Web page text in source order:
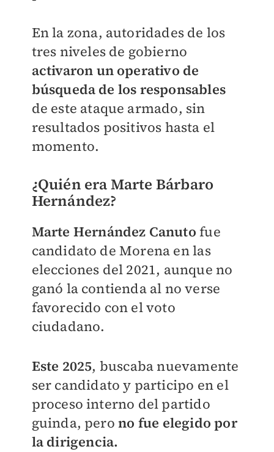
En la zona, autoridades de los
tres niveles de gobierno
activaron un operativo de
búsqueda de los responsables
de este ataque armado, sin
resultados positivos hasta el
momento.
¿Quién era Marte Bárbaro
Hernández?
Marte Hernández Canuto fue
candidato de Morena en las
elecciones del 2021, aunque no
ganó la contienda al no verse
favorecido con el voto
ciudadano.
Este 2025, buscaba nuevamente
ser candidato y participo en el
proceso interno del partido
guinda, pero no fue elegido por
la dirigencia.